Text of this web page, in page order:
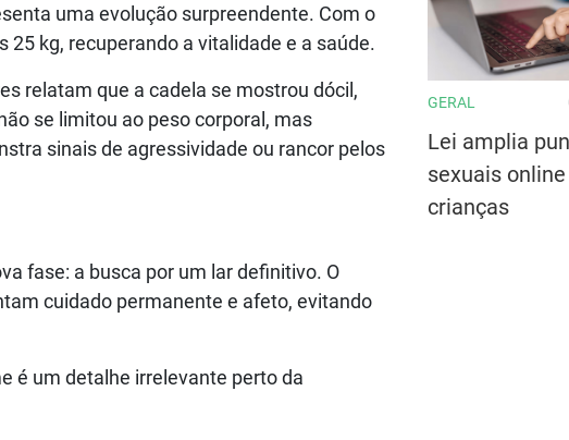
uma evolução surpreendente. Com o
kg, recuperando a vitalidade e a saúde.
relatam que a cadela se mostrou dócil,
se limitou ao peso corporal, mas
sinais de agressividade ou rancor pelos
fase: a busca por um lar definitivo. O
cuidado permanente e afeto, evitando
é um detalhe irrelevante perto da
GERAL
Lei amplia
sexuais
crianças